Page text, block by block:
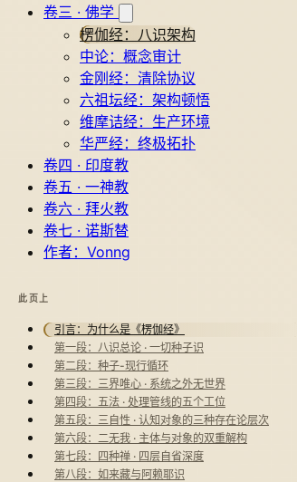
卷三 · 佛学
楞伽经：八识架构
中论：概念审计
金刚经：清除协议
六祖坛经：架构顿悟
维摩诘经：生产环境
华严经：终极拓扑
卷四 · 印度教
卷五 · 一神教
卷六 · 拜火教
卷七 · 诺斯替
作者：Vonng
此页上
引言：为什么是《楞伽经》
第一段：八识总论 · 一切种子识
第二段：种子-现行循环
第三段：三界唯心 · 系统之外无世界
第四段：五法 · 处理管线的五个工位
第五段：三自性 · 认知对象的三种存在论层次
第六段：二无我 · 主体与对象的双重解构
第七段：四种禅 · 四层自省深度
第八段：如来藏与阿赖耶识